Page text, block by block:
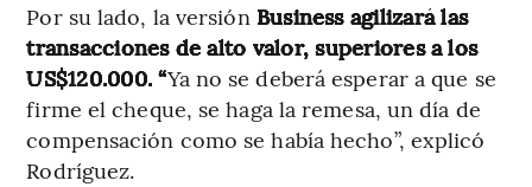
Por su lado, la versión Business agilizará las
transacciones de alto valor, superiores a los
US$120.000. “Ya no se deberá esperar a que se
firme el cheque, se haga la remesa, un día de
compensación como se había hecho”, explicó
Rodríguez.